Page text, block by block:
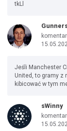
tkLl
Jeśli Manchester
United, to gramy z
kibicować w tym
sWinny